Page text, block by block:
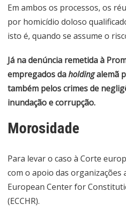
Em ambos os processos, os
por homicídio doloso
isto é, quando se assume o
Já na denúncia remetida à
empregados daholdingalemã
também pelos crimes de
inundação e corrupção.
Morosidade
Para levar o caso à Corte
com o apoio das organizações
European Center for
(ECCHR).